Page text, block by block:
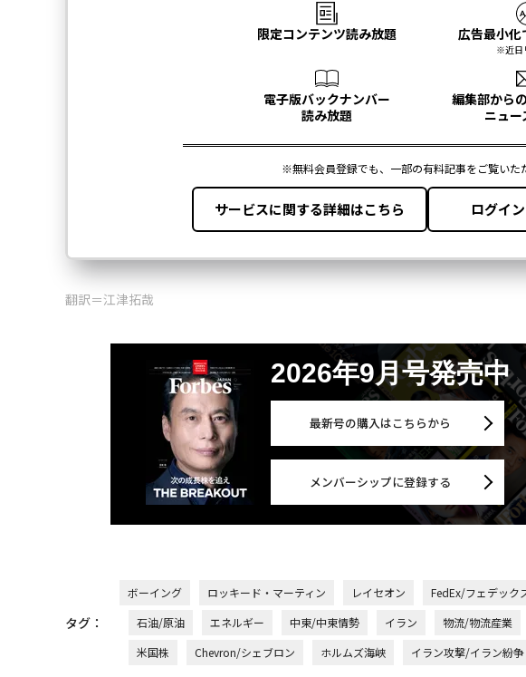
翻訳＝江津拓哉
2026年9月号発売中
最新号の購入はこちらから
メンバーシップに登録する
タグ：
ボーイング ロッキード・マーティン レイセオン FedEx/フェデック
石油/原油
エネルギー 中東/中東情勢 イラン 物流/物流産業
米国株
Chevron/シェブロン ホルムズ海峡 イラン攻撃/イラン紛争